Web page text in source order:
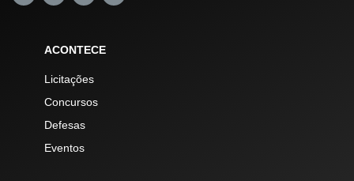
ACONTECE
Licitações
Concursos
Defesas
Eventos